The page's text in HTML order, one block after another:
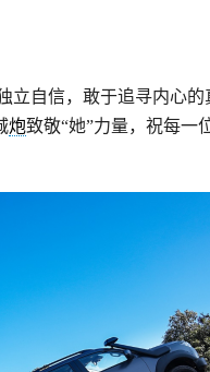
立自信，敢于追寻内心
炮致敬“她”力量，祝每一